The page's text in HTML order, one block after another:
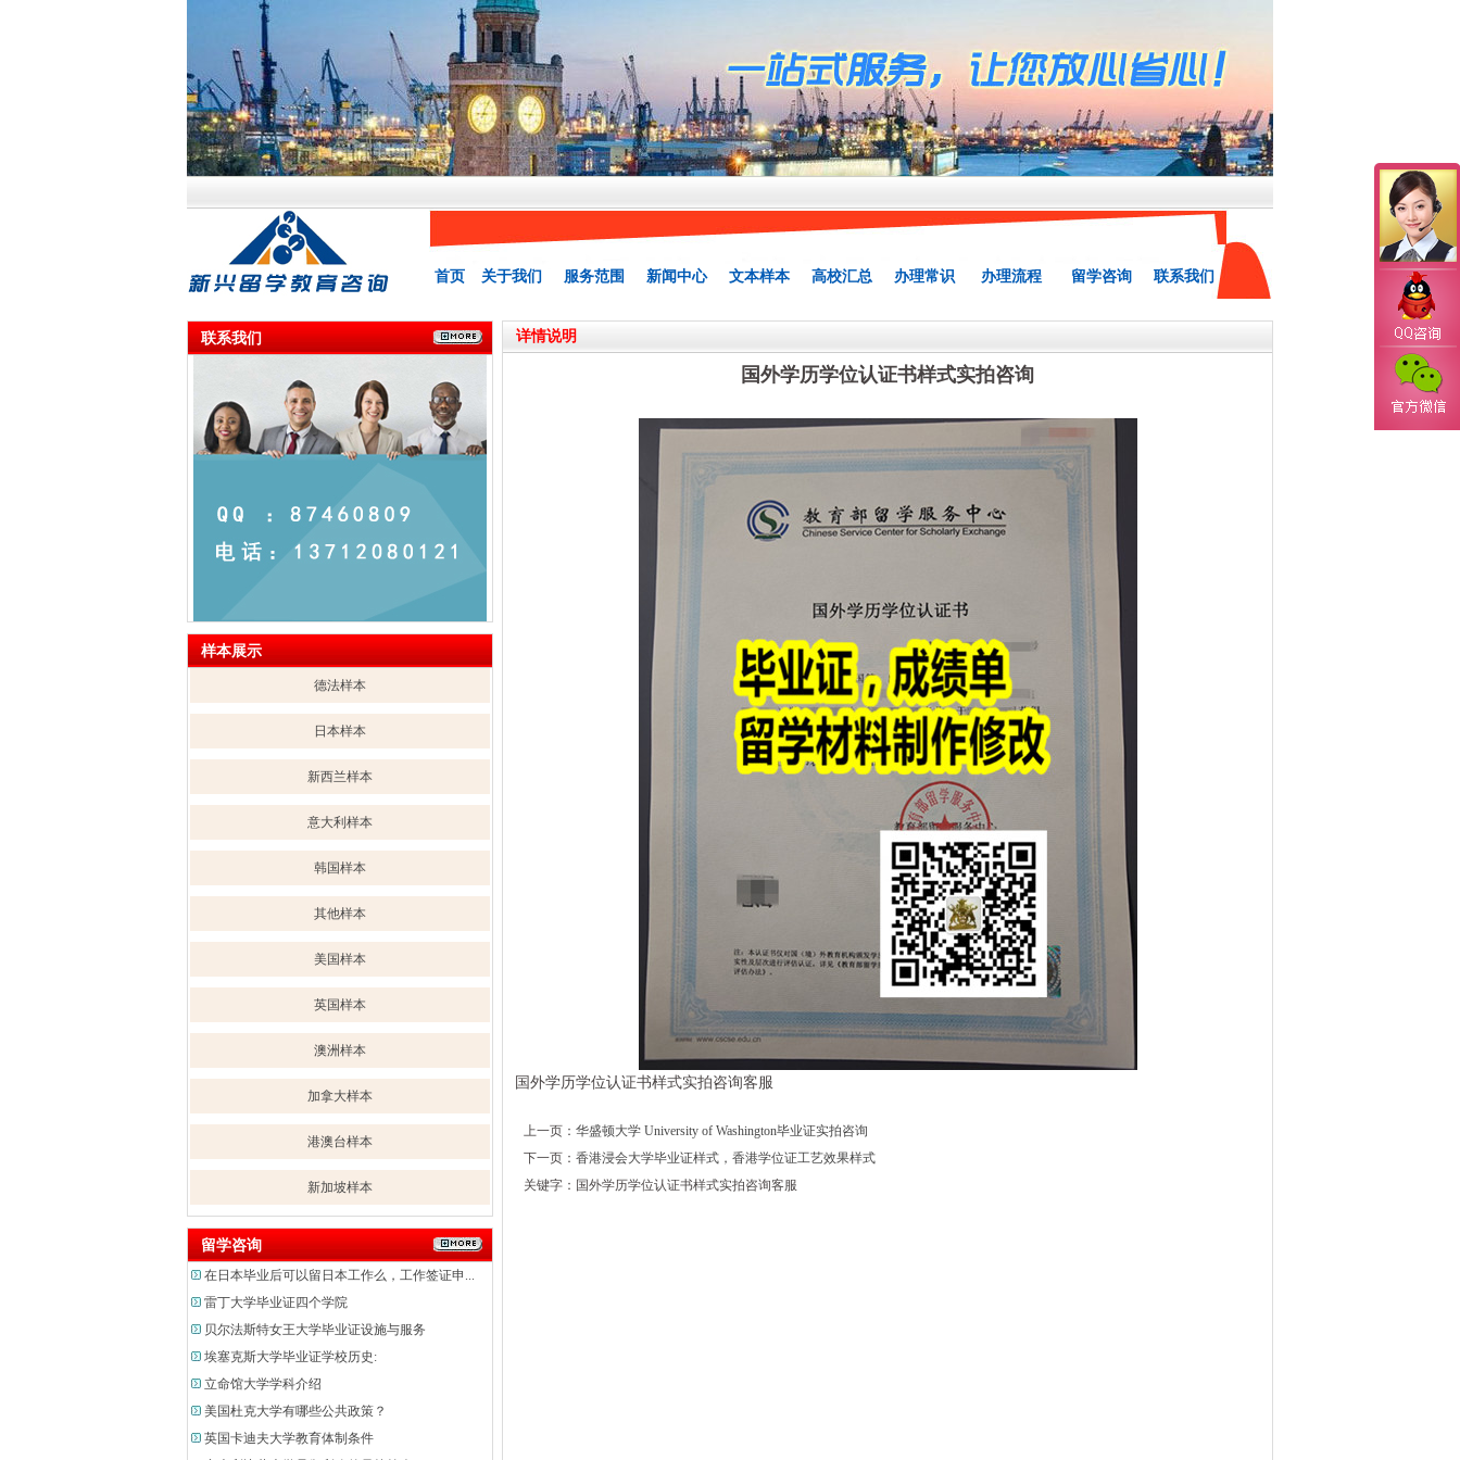
首页 关于我们 服务范围 新闻中心 文本样本 高校汇总 办理常识 办理流程 留学咨询 联系我们
联系我们
样本展示
德法样本
日本样本
新西兰样本
意大利样本
韩国样本
其他样本
美国样本
英国样本
澳洲样本
加拿大样本
港澳台样本
新加坡样本
留学咨询
在日本毕业后可以留日本工作么，工作签证申...
雷丁大学毕业证四个学院
贝尔法斯特女王大学毕业证设施与服务
埃塞克斯大学毕业证学校历史:
立命馆大学学科介绍
美国杜克大学有哪些公共政策？
英国卡迪夫大学教育体制条件
详情说明
国外学历学位认证书样式实拍咨询
国外学历学位认证书样式实拍咨询客服
上一页： 华盛顿大学 University of Washington毕业证实拍咨询
下一页： 香港浸会大学毕业证样式，香港学位证工艺效果样式
关键字： 国外学历学位认证书样式实拍咨询客服